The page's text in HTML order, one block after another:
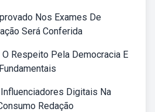
Nos Exames De
Será Conferida
Respeito Pela Democracia E
Digitais Na
Redação